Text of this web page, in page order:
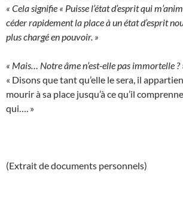
« Cela signifie « Puisse l’état d’esprit qui
céder rapidement la place à un état d’esprit
plus chargé en pouvoir. »
« Mais… Notre âme n’est-elle pas immortelle ?
« Disons que tant qu’elle le sera, il
mourir à sa place jusqu’à ce qu’il comprenne
qui…. »
(Extrait de documents personnels)